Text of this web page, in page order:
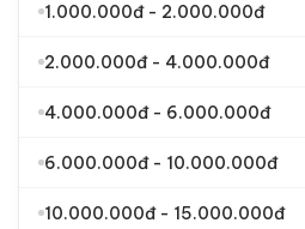
1.000.000đ - 2.000.000đ
2.000.000đ - 4.000.000đ
4.000.000đ - 6.000.000đ
6.000.000đ - 10.000.000đ
10.000.000đ - 15.000.000đ